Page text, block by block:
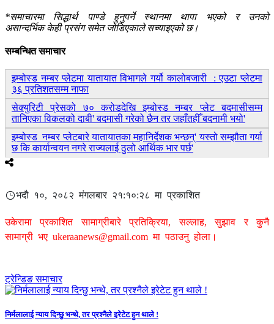
*समाचारमा सिद्धार्थ पाण्डे हुनुपर्ने स्थानमा थापा भएको र उनको
असान्दर्भिक केही प्रसंग समेत जोडिएकाले सच्याइएको छ।
सम्बन्धित समाचार
इम्बोस्ड नम्बर प्लेटमा यातायात विभागले गर्यो कालोबजारी : एउटा प्लेटमा
३६ प्रतिशतसम्म नाफा
सेक्युरिटी प्रेसको ७० करोडदेखि इम्बोस्ड नम्बर प्लेट बदमासीसम्म
तानिएका विकलको दाबी' बदमासी गरेको छैन तर जहाँतहीँ बदनामी भयो'
इम्बोस्ड नम्बर प्लेटबारे यातायातका महानिर्देशक भन्छन्' यस्तो सम्झौता गर्या
छ कि कार्यान्वयन नगरे राज्यलाई ठुलो आर्थिक भार पर्छ'
भदौ १०, २०८२ मंगलबार २१:१०:२८ मा प्रकाशित
उकेरामा प्रकाशित सामाग्रीबारे प्रतिक्रिया, सल्लाह, सुझाव र कुनै
सामाग्री भए ukeraanews@gmail.com मा पठाउनु होला।
ट्रेन्डिङ समाचार
निर्मलालाई न्याय दिन्छु भन्थे, तर प्रश्नैले इरेटेट हुन थाले !